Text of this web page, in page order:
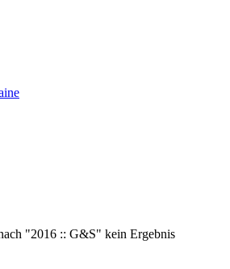
"2016 :: G&S" kein Ergebnis